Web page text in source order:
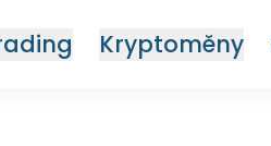
Kryptoměny